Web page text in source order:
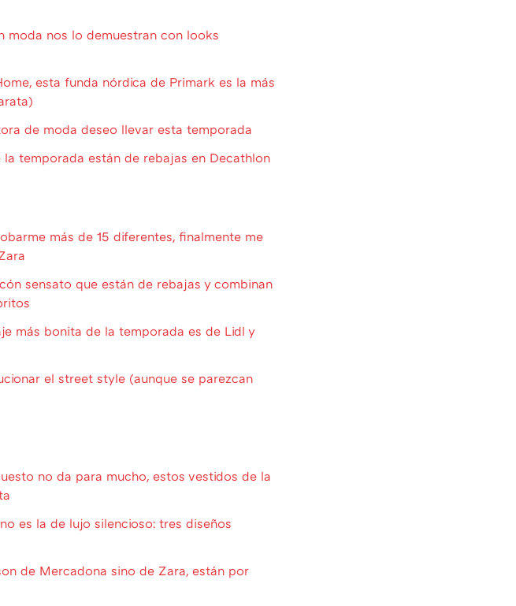
moda nos lo demuestran con looks
esta funda nórdica de Primark es la más
de moda deseo llevar esta temporada
temporada están de rebajas en Decathlon
más de 15 diferentes, finalmente me
sensato que están de rebajas y combinan
más bonita de la temporada es de Lidl y
el street style (aunque se parezcan
no da para mucho, estos vestidos de la
es la de lujo silencioso: tres diseños
de Mercadona sino de Zara, están por